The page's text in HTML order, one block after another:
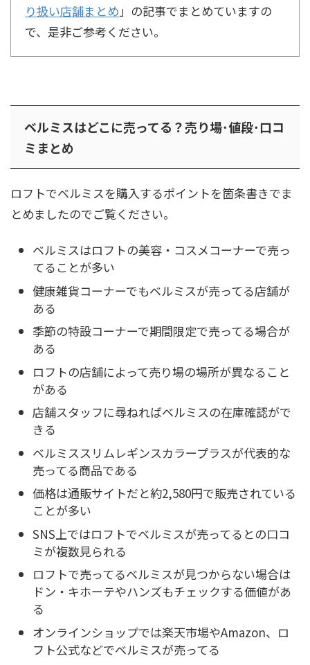
り扱い店舗まとめ」の記事でまとめていますの
で、是非ご参考ください。
ベルミスはどこに売ってる？売り場･値段･口コ
ミまとめ
ロフトでベルミスを購入するポイントを箇条書きでま
とめましたのでご覧ください。
ベルミスはロフトの美容・コスメコーナーで売っ
てることが多い
健康雑貨コーナーでもベルミスが売ってる店舗が
ある
季節の特設コーナーで期間限定で売ってる場合が
ある
ロフトの店舗によって売り場の場所が異なること
がある
店舗スタッフに尋ねればベルミスの在庫確認がで
きる
ベルミススリムレギンスカラープラスが代表的な
売ってる商品である
価格は通販サイトだと約2,580円で販売されている
ことが多い
SNS上ではロフトでベルミスが売ってるとの口コ
ミが複数見られる
ロフトで売ってるベルミスが見つからない場合は
ドン・キホーテやハンズもチェックする価値があ
る
オンラインショップでは楽天市場やAmazon、ロ
フト公式などでベルミスが売ってる